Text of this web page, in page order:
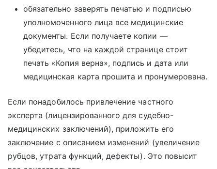
обязательно заверять печатью и подписью
уполномоченного лица все медицинские
документы. Если получаете копии —
убедитесь, что на каждой странице стоит
печать «Копия верна», подпись и дата или
медицинская карта прошита и пронумерована.
Если понадобилось привлечение частного
эксперта (лицензированного для судебно-
медицинских заключений), приложить его
заключение с описанием изменений (увеличение
рубцов, утрата функций, дефекты). Это повысит